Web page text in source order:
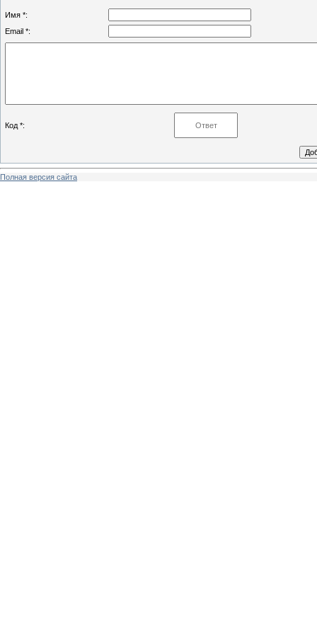
Имя *:
Email *:
Код *:
Полная версия сайта